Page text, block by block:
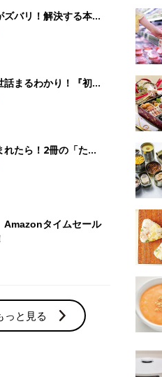
っと見る
テーマ
離乳
授乳